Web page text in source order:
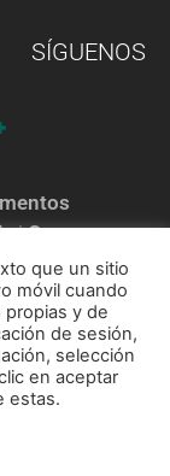
SÍGUENOS
|Casas
Comprar Piso
|Pisos en
Venta de Pisos
de Privacidad
que un sitio
móvil cuando
y de
de sesión,
selección
en aceptar
estas.